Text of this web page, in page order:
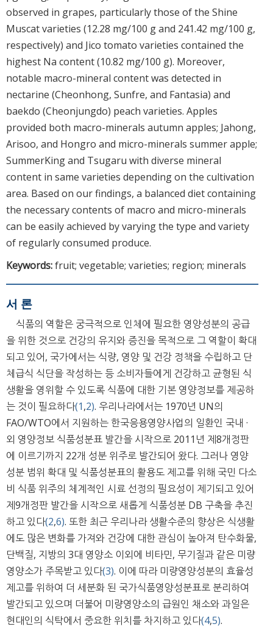
observed in grapes, particularly those of the Shine
Muscat varieties (12.28 mg/100 g and 241.42 mg/100 g,
respectively) and Jico tomato varieties contained the
highest Na content (10.82 mg/100 g). Moreover,
notable macro-mineral content was detected in
nectarine (Cheonhong, Sunfre, and Fantasia) and
baekdo (Cheonjungdo) peach varieties. Apples
provided both macro-minerals autumn apples; Jahong,
Arisoo, and Hongro and micro-minerals summer apple;
SummerKing and Tsugaru with diverse mineral
content in same varieties depending on the cultivation
area. Based on our findings, a balanced diet containing
the necessary contents of macro and micro-minerals
can be easily achieved by varying the type and variety
of regularly consumed produce.
Keywords:fruit; vegetable; varieties; region; minerals
서 론
식품의 역할은 궁극적으로 인체에 필요한 영양성분의 공급
을 위한 것으로 건강의 유지와 증진을 목적으로 그 역할이 확대
되고 있어, 국가에서는 식량, 영양 및 건강 정책을 수립하고 단
체급식 식단을 작성하는 등 소비자들에게 건강하고 균형된 식
생활을 영위할 수 있도록 식품에 대한 기본 영양정보를 제공하
는 것이 필요하다(1,2). 우리나라에서는 1970년 UN의
FAO/WTO에서 지원하는 한국응용영양사업의 일환인 국내 ·
외 영양정보 식품성분표 발간을 시작으로 2011년 제8개정판
에 이르기까지 22개 성분 위주로 발간되어 왔다. 그러나 영양
성분 범위 확대 및 식품성분표의 활용도 제고를 위해 국민 다소
비 식품 위주의 체계적인 시료 선정의 필요성이 제기되고 있어
제9개정판 발간을 시작으로 새롭게 식품성분 DB 구축을 추진
하고 있다(2,6). 또한 최근 우리나라 생활수준의 향상은 식생활
에도 많은 변화를 가져와 건강에 대한 관심이 높아져 탄수화물,
단백질, 지방의 3대 영양소 이외에 비타민, 무기질과 같은 미량
영양소가 주목받고 있다(3). 이에 따라 미량영양성분의 효율성
제고를 위하여 더 세분화 된 국가식품영양성분표로 분리하여
발간되고 있으며 더불어 미량영양소의 급원인 채소와 과일은
현대인의 식탁에서 중요한 위치를 차지하고 있다(4,5).